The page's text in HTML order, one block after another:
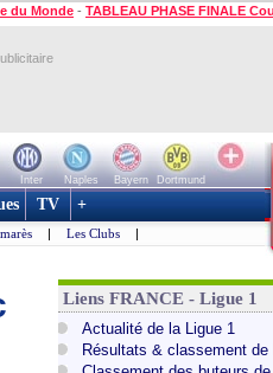
du Monde - TABLEAU PHASE FINALE
Inter Naples Bayern
Dortmund
TV +
| Les Clubs |
Liens FRANCE - Ligue 1
Actualité de la Ligue 1
Résultats & classement de